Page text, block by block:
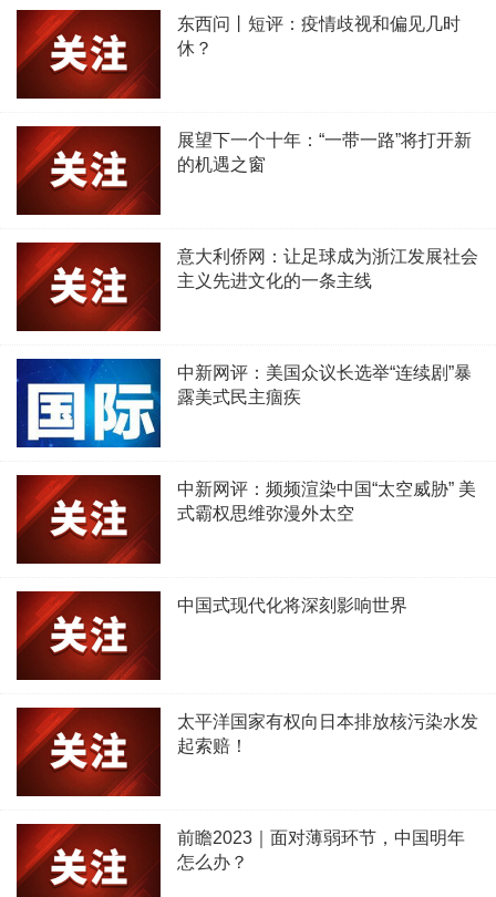
东西问丨短评：疫情歧视和偏见几时
休？
展望下一个十年：“一带一路”将打开新
的机遇之窗
意大利侨网：让足球成为浙江发展社会
主义先进文化的一条主线
中新网评：美国众议长选举“连续剧”暴
露美式民主痼疾
中新网评：频频渲染中国“太空威胁” 美
式霸权思维弥漫外太空
中国式现代化将深刻影响世界
太平洋国家有权向日本排放核污染水发
起索赔！
前瞻2023｜面对薄弱环节，中国明年
怎么办？